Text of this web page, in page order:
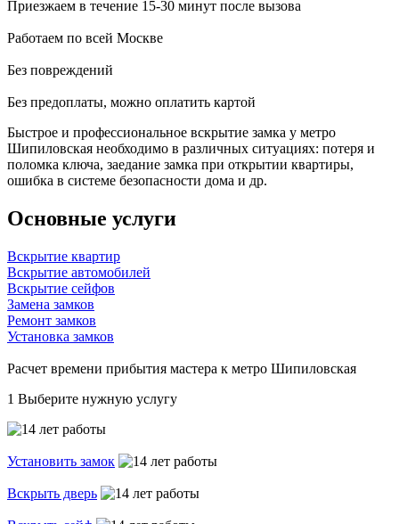
Приезжаем в течение 15-30 минут после вызова
Работаем по всей Москве
Без повреждений
Без предоплаты, можно оплатить картой
Быстрое и профессиональное вскрытие замка у метро
Шипиловская необходимо в различных ситуациях: потеря и
поломка ключа, заедание замка при открытии квартиры,
ошибка в системе безопасности дома и др.
Основные услуги
Вскрытие квартир
Вскрытие автомобилей
Вскрытие сейфов
Замена замков
Ремонт замков
Установка замков
Расчет времени прибытия мастера к метро Шипиловская
1 Выберите нужную услугу
Установить замок
Вскрыть дверь